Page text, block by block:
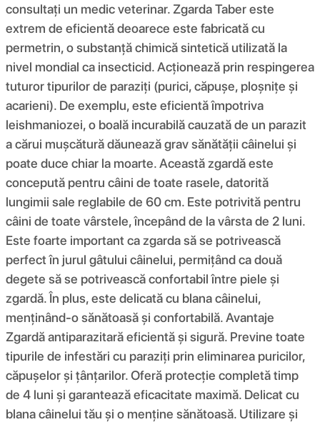
consultați un medic veterinar. Zgarda Taber este
extrem de eficientă deoarece este fabricată cu
permetrin, o substanță chimică sintetică utilizată la
nivel mondial ca insecticid. Acționează prin respingerea
tuturor tipurilor de paraziți (purici, căpușe, ploșnițe și
acarieni). De exemplu, este eficientă împotriva
leishmaniozei, o boală incurabilă cauzată de un parazit
a cărui mușcătură dăunează grav sănătății câinelui și
poate duce chiar la moarte. Această zgardă este
concepută pentru câini de toate rasele, datorită
lungimii sale reglabile de 60 cm. Este potrivită pentru
câini de toate vârstele, începând de la vârsta de 2 luni.
Este foarte important ca zgarda să se potrivească
perfect în jurul gâtului câinelui, permițând ca două
degete să se potrivească confortabil între piele și
zgardă. În plus, este delicată cu blana câinelui,
menținând-o sănătoasă și confortabilă. Avantaje
Zgardă antiparazitară eficientă și sigură. Previne toate
tipurile de infestări cu paraziți prin eliminarea puricilor,
căpușelor și țânțarilor. Oferă protecție completă timp
de 4 luni și garantează eficacitate maximă. Delicat cu
blana câinelui tău și o menține sănătoasă. Utilizare și